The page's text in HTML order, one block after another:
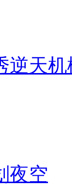
逆天机
夜空